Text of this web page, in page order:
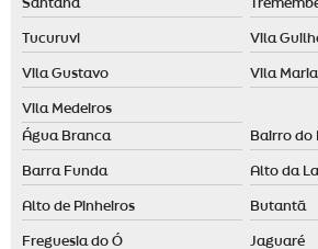
Fragrâncias personalizadas
Identidade olfativa para loja
Locação de aromatizador de ambiente
Marketing olfativo preço
Santana
Tucuruvi Vila
Vila Gustavo Vila Maria
Vila Medeiros
Água Branca Bairro do
Barra Funda Alto da
Alto de Pinheiros Butantã
Freguesia do Ó Jaguaré